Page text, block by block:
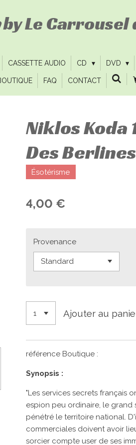
by Le Carrousel
CASSETTE AUDIO CD DVD
FAQ CONTACT
Niklos Koda
Des Berlines
Ésotérisme
4,00 €
Provenance
Ajouter au
référence Boutique :
Synopsis :
"Les services secrets français
espion peu ordinaire, le grand
pénétré le territoire national.
commerciales doivent avoir
sorcier compte user de ses